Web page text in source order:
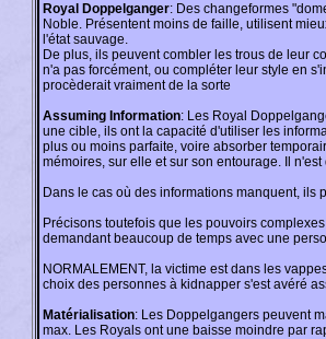
Royal Doppelganger: Des changeformes
Noble. Présentent moins de faille, utilisent
l'état sauvage.
De plus, ils peuvent combler les trous de leur
n'a pas forcément, ou compléter leur style en
procèderait vraiment de la sorte
Assuming Information: Les Royal
une cible, ils ont la capacité d'utiliser les
plus ou moins parfaite, voire absorber
mémoires, sur elle et sur son entourage. Il
Dans le cas où des informations manquent, ils
Précisons toutefois que les pouvoirs
demandant beaucoup de temps avec une
NORMALEMENT, la victime est dans les
choix des personnes à kidnapper s'est avéré
Matérialisation: Les Doppelgangers peuvent
max. Les Royals ont une baisse moindre par